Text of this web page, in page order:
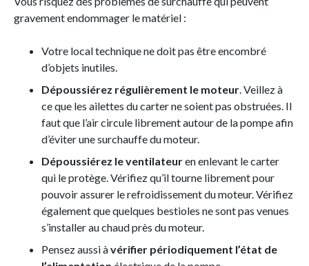
gravement endommager le matériel :
Votre local technique ne doit pas être encombré
d’objets inutiles.
Dépoussiérez régulièrement le moteur. Veillez à
ce que les ailettes du carter ne soient pas obstruées. Il
faut que l’air circule librement autour de la pompe afin
d’éviter une surchauffe du moteur.
Dépoussiérez le ventilateuren enlevant le carter
qui le protège. Vérifiez qu’il tourne librement pour
pouvoir assurer le refroidissement du moteur. Vérifiez
également que quelques bestioles ne sont pas venues
s’installer au chaud près du moteur.
Pensez aussi àvérifier périodiquement l’état de